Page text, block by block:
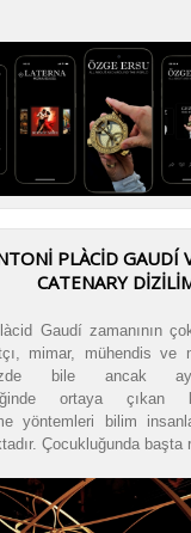
PLÀCİD GAUDÍ
CATENARY
Gaudí zamanının
mimar, mühendis ve
bile ancak
ortaya çıkan
yöntemleri bilim
Çocukluğunda başta